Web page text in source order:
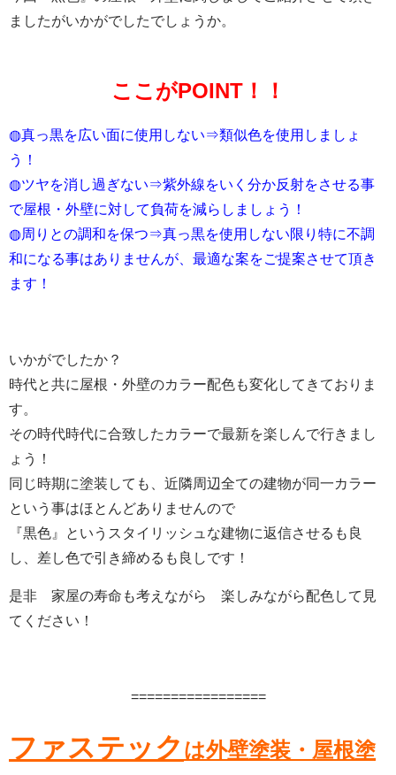
ましたがいかがでしたでしょうか。
ここがPOINT！！
◍真っ黒を広い面に使用しない⇒類似色を使用しましょ
う！
◍ツヤを消し過ぎない⇒紫外線をいく分か反射をさせる事
で屋根・外壁に対して負荷を減らしましょう！
◍周りとの調和を保つ⇒真っ黒を使用しない限り特に不調
和になる事はありませんが、最適な案をご提案させて頂き
ます！
いかがでしたか？
時代と共に屋根・外壁のカラー配色も変化してきておりま
す。
その時代時代に合致したカラーで最新を楽しんで行きまし
ょう！
同じ時期に塗装しても、近隣周辺全ての建物が同一カラー
という事はほとんどありませんので
『黒色』というスタイリッシュな建物に返信させるも良
し、差し色で引き締めるも良しです！
是非 家屋の寿命も考えながら 楽しみながら配色して見
てください！
=================
ファステック は外壁塗装・屋根塗